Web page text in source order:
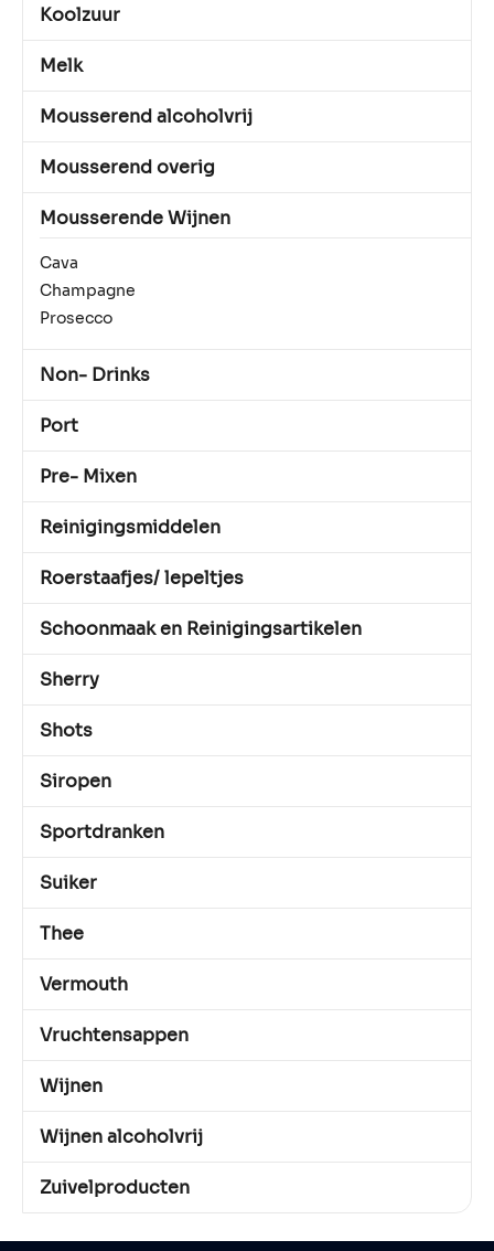
Koolzuur
Melk
Mousserend alcoholvrij
Mousserend overig
Mousserende Wijnen
Cava
Champagne
Prosecco
Non- Drinks
Port
Pre- Mixen
Reinigingsmiddelen
Roerstaafjes/ lepeltjes
Schoonmaak en Reinigingsartikelen
Sherry
Shots
Siropen
Sportdranken
Suiker
Thee
Vermouth
Vruchtensappen
Wijnen
Wijnen alcoholvrij
Zuivelproducten